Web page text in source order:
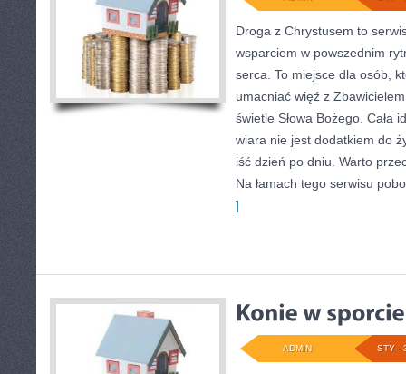
Droga z Chrystusem to
wsparciem w powszednim
serca. To miejsce dla osób,
umacniać więź z
świetle Słowa Bożego. Cała
wiara nie jest dodatkiem do
iść dzień po dniu. Warto
Na łamach tego serwisu
]
STY -
ADMIN